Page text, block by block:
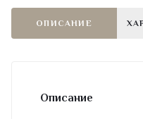
ОПИСАНИЕ
Описание